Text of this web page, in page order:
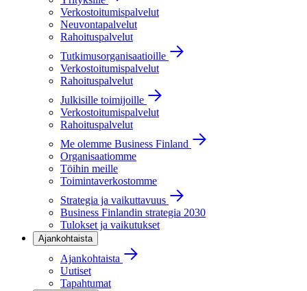
Verkostoitumispalvelut
Neuvontapalvelut
Rahoituspalvelut
Tutkimusorganisaatioille
Verkostoitumispalvelut
Rahoituspalvelut
Julkisille toimijoille
Verkostoitumispalvelut
Rahoituspalvelut
Me olemme Business Finland
Organisaatiomme
Töihin meille
Toimintaverkostomme
Strategia ja vaikuttavuus
Business Finlandin strategia 2030
Tulokset ja vaikutukset
Ajankohtaista
Ajankohtaista
Uutiset
Tapahtumat